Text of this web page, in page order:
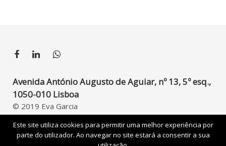
Avenida António Augusto de Aguiar, nº 13, 5º esq.,
1050-010 Lisboa
© 2019 Eva Garcia
Developed byUpperDigital
Este site utiliza cookies para permitir uma melhor experiência por
parte do utilizador. Ao navegar no site estará a consentir a sua